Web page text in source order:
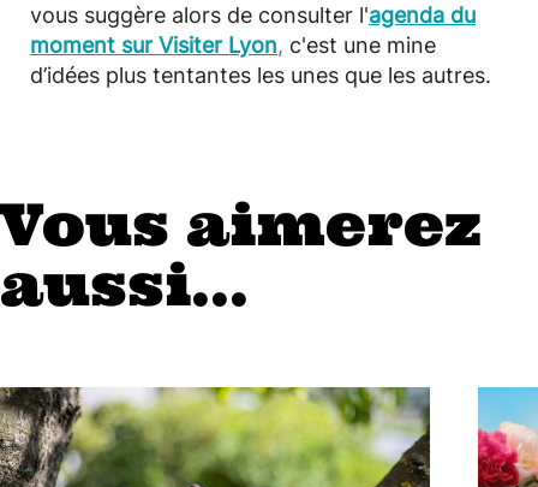
vous suggère alors de consulter l'agenda du
moment sur Visiter Lyon, c'est une mine
d’idées plus tentantes les unes que les autres.
Vous aimerez
aussi...